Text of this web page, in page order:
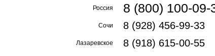
Россия 8 (800) 100-09-
Сочи 8 (928) 456-99-33
Лазаревское 8 (918) 615-00-55